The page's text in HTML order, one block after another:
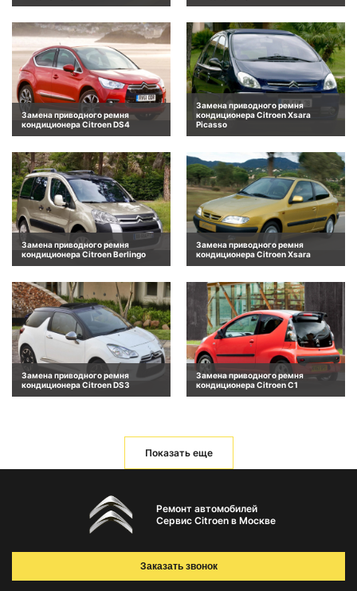
Замена приводного ремня
кондиционера Citroen DS4
Замена приводного ремня
кондиционера Citroen Xsara
Picasso
Замена приводного ремня
кондиционера Citroen Berlingo
Замена приводного ремня
кондиционера Citroen Xsara
Замена приводного ремня
кондиционера Citroen DS3
Замена приводного ремня
кондиционера Citroen C1
Показать еще
Ремонт автомобилей
Сервис Citroen в Москве
Заказать звонок